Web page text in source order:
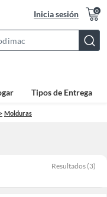
Inicia sesión 0
Bar
Tipos de Entrega
Molduras
Resultados (3)